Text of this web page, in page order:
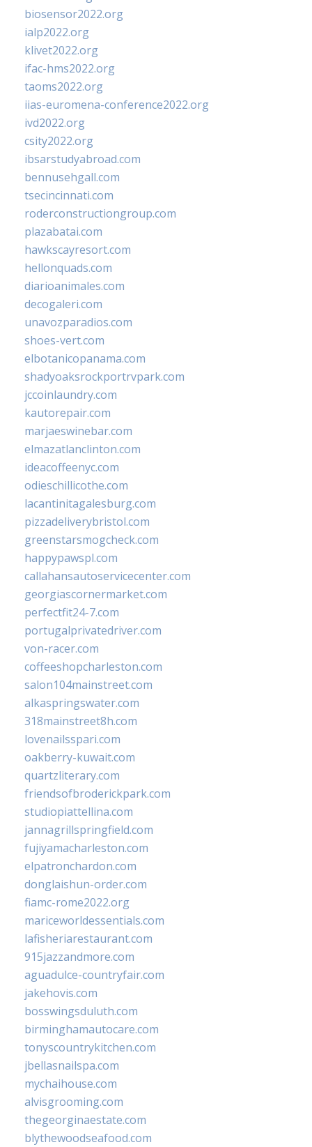
biosensor2022.org
ialp2022.org
klivet2022.org
ifac-hms2022.org
taoms2022.org
iias-euromena-conference2022.org
ivd2022.org
csity2022.org
ibsarstudyabroad.com
bennusehgall.com
tsecincinnati.com
roderconstructiongroup.com
plazabatai.com
hawkscayresort.com
hellonquads.com
diarioanimales.com
decogaleri.com
unavozparadios.com
shoes-vert.com
elbotanicopanama.com
shadyoaksrockportrvpark.com
jccoinlaundry.com
kautorepair.com
marjaeswinebar.com
elmazatlanclinton.com
ideacoffeenyc.com
odieschillicothe.com
lacantinitagalesburg.com
pizzadeliverybristol.com
greenstarsmogcheck.com
happypawspl.com
callahansautoservicecenter.com
georgiascornermarket.com
perfectfit24-7.com
portugalprivatedriver.com
von-racer.com
coffeeshopcharleston.com
salon104mainstreet.com
alkaspringswater.com
318mainstreet8h.com
lovenailsspari.com
oakberry-kuwait.com
quartzliterary.com
friendsofbroderickpark.com
studiopiattellina.com
jannagrillspringfield.com
fujiyamacharleston.com
elpatronchardon.com
donglaishun-order.com
fiamc-rome2022.org
mariceworldessentials.com
lafisheriarestaurant.com
915jazzandmore.com
aguadulce-countryfair.com
jakehovis.com
bosswingsduluth.com
birminghamautocare.com
tonyscountrykitchen.com
jbellasnailspa.com
mychaihouse.com
alvisgrooming.com
thegeorginaestate.com
blythewoodseafood.com